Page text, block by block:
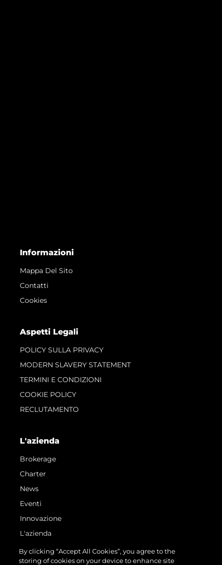
Informazioni
Mappa Del Sito
Contatti
Cookies
Aspetti Legali
POLICY SULLA PRIVACY
MODERN SLAVERY STATEMENT
TERMINI E CONDIZIONI
COOKIE POLICY
RECLUTAMENTO
L'azienda
Brokerage
Charter
News
Eventi
Innovazione
L'azienda
Il Team
Lifestyle
By clicking “Accept All Cookies”, you agree to the
storing of cookies on your device to enhance site